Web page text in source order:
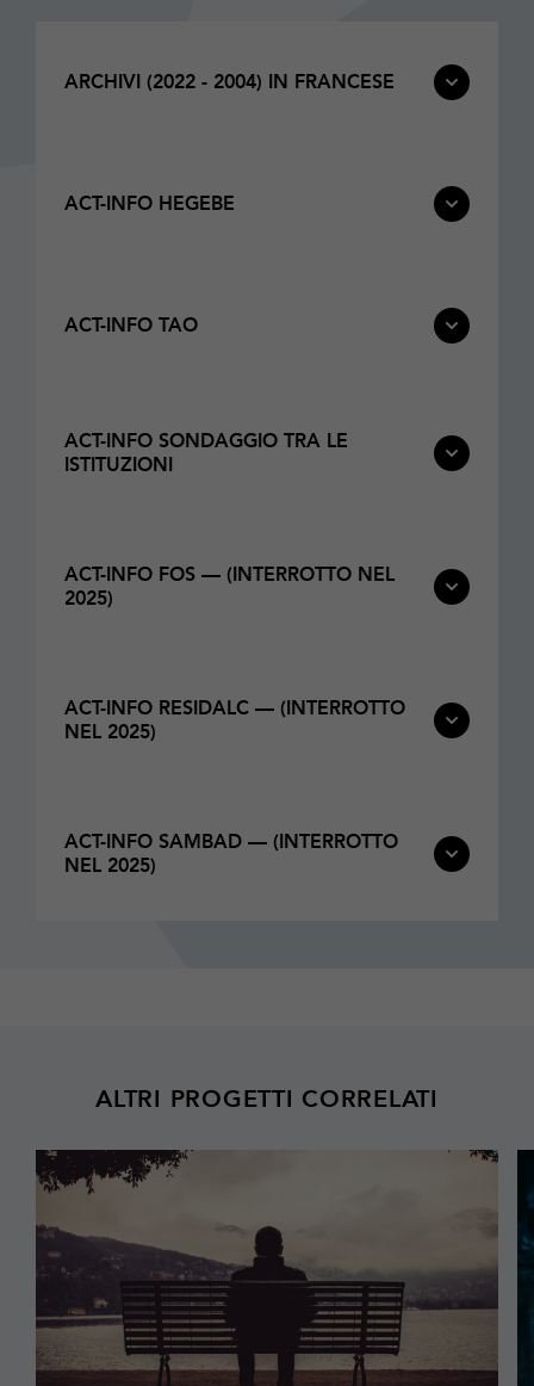
ARCHIVI (2022 - 2004) IN FRANCESE
ACT-INFO HEGEBE
ACT-INFO TAO
ACT-INFO SONDAGGIO TRA LE
ISTITUZIONI
ACT-INFO FOS — (INTERROTTO NEL
2025)
ACT-INFO RESIDALC — (INTERROTTO
NEL 2025)
ACT-INFO SAMBAD — (INTERROTTO
NEL 2025)
ALTRI PROGETTI CORRELATI
Maggiori
informazioni